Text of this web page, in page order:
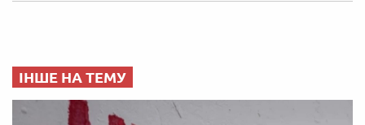
ІНШЕ НА ТЕМУ